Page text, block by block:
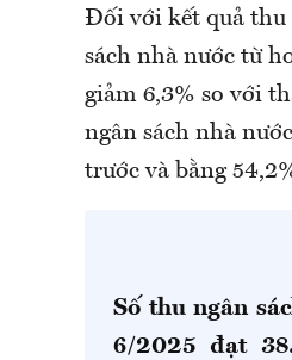
Đối với kết quả thu
sách nhà nước từ
giảm 6,3% so với
ngân sách nhà
trước và bằng
Số thu ngân
6/2025 đạt